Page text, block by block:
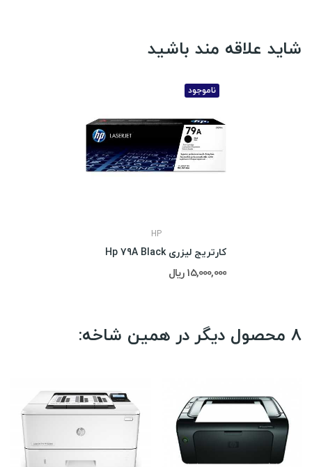
شاید علاقه مند باشید
ناموجود
HP
کارتریج لیزری Hp 79A Black
15,000,000 ریال
8 محصول دیگر در همین شاخه: